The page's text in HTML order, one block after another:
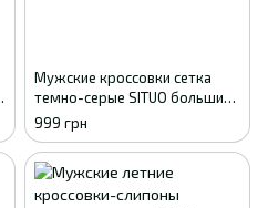
Мужские кроссовки сетка
темно-серые SITUO большие
размеры батал 41
999 грн